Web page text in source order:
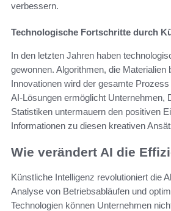
verbessern.
Technologische Fortschritte durch
In den letzten Jahren haben
gewonnen. Algorithmen, die
Innovationen wird der gesamte
AI-Lösungen ermöglicht Unternehmen,
Statistiken untermauern den positiven
Informationen zu diesen kreativen
Wie verändert AI die
Künstliche Intelligenz revolutioniert die
Analyse von Betriebsabläufen und
Technologien können Unternehmen